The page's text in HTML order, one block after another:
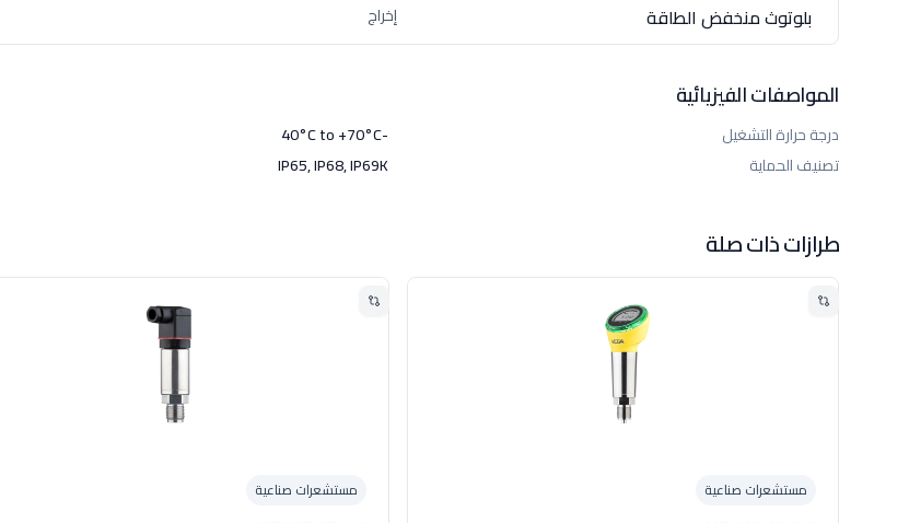
بلوتوث منخفض الطاقة إخراج
المواصفات الفيزيائية
درجة حرارة التشغيل
-40°C to +70°C
تصنيف الحماية
IP65, IP68, IP69K
طرازات ذات صلة
مستشعرات صناعية مستشعرات صناعية